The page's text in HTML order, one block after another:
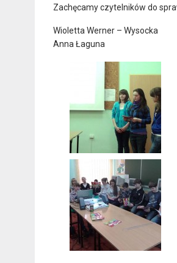
Zachęcamy czytelników do
Wioletta Werner – Wysocka
Anna Łaguna